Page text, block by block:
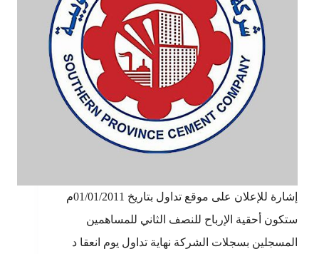
إشارة للإعلان على موقع تداول بتاريخ 01/01/2011م
ستكون أحقية الإرباح للنصف الثاني للمساهمين
المسجلين بسجلات الشركة نهاية تداول يوم انعقا د